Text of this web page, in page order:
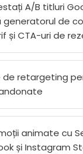
A/B titluri
generatorul de
și CTA-uri de
de retargeting
animate cu
și Instagram